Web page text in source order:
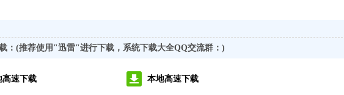
：(推荐使用"迅雷"进行下载，系统下载大全QQ交流群： )
高速下载 本地高速下载